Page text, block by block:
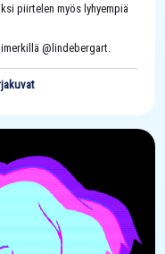
piirtelen myös lyhyempiä
@lindebergart.